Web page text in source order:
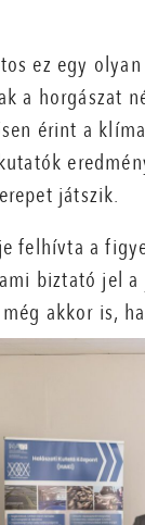
ez egy
a horgászat
érint a
játszik.
felhívta a
biztató jel
akkor is,